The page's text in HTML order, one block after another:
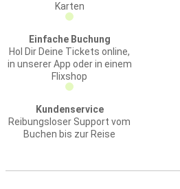
Karten
Einfache Buchung
Hol Dir Deine Tickets online,
in unserer App oder in einem
Flixshop
Kundenservice
Reibungsloser Support vom
Buchen bis zur Reise